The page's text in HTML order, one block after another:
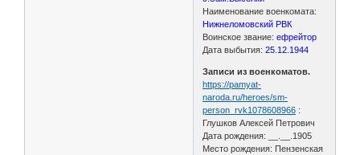
Наименование военкомата:
Нижнеломовский РВК
Воинское звание:ефрейтор
Дата выбытия:25.12.1944
Записи из военкоматов.
https://pamyat-
naroda.ru/heroes/sm-
person_rvk1078608966 :
Глушков Алексей Петрович
Дата рождения: __.__.1905
Место рождения: Пензенская